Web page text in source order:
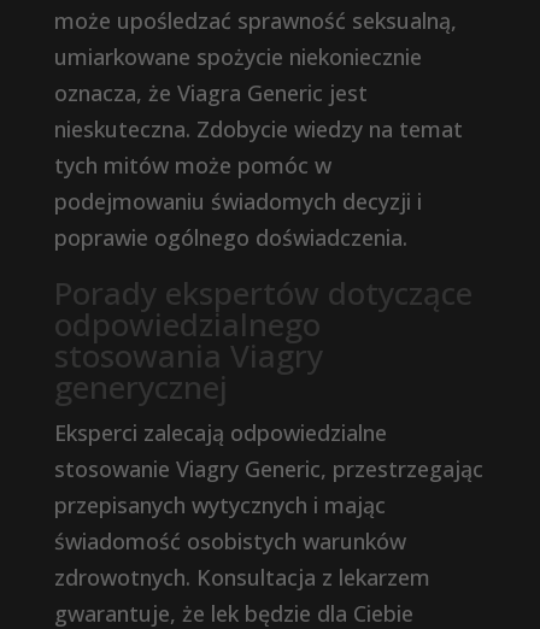
może upośledzać sprawność seksualną,
umiarkowane spożycie niekoniecznie
oznacza, że ​​Viagra Generic jest
nieskuteczna. Zdobycie wiedzy na temat
tych mitów może pomóc w
podejmowaniu świadomych decyzji i
poprawie ogólnego doświadczenia.
Porady ekspertów dotyczące
odpowiedzialnego
stosowania Viagry
generycznej
Eksperci zalecają odpowiedzialne
stosowanie Viagry Generic, przestrzegając
przepisanych wytycznych i mając
świadomość osobistych warunków
zdrowotnych. Konsultacja z lekarzem
gwarantuje, że lek będzie dla Ciebie